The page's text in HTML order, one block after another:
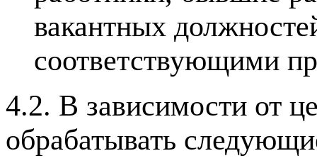
вакантных
соответствующими
4.2. В зависимости от
обрабатывать